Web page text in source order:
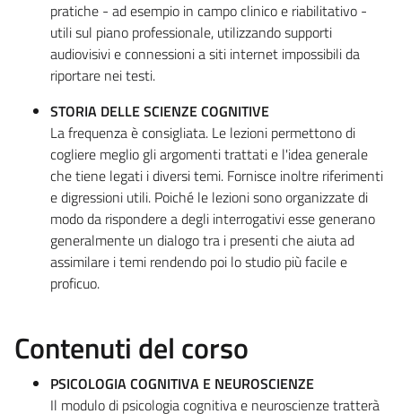
pratiche - ad esempio in campo clinico e riabilitativo -
utili sul piano professionale, utilizzando supporti
audiovisivi e connessioni a siti internet impossibili da
riportare nei testi.
STORIA DELLE SCIENZE COGNITIVE
La frequenza è consigliata. Le lezioni permettono di
cogliere meglio gli argomenti trattati e l'idea generale
che tiene legati i diversi temi. Fornisce inoltre riferimenti
e digressioni utili. Poiché le lezioni sono organizzate di
modo da rispondere a degli interrogativi esse generano
generalmente un dialogo tra i presenti che aiuta ad
assimilare i temi rendendo poi lo studio più facile e
proficuo.
Contenuti del corso
PSICOLOGIA COGNITIVA E NEUROSCIENZE
Il modulo di psicologia cognitiva e neuroscienze tratterà